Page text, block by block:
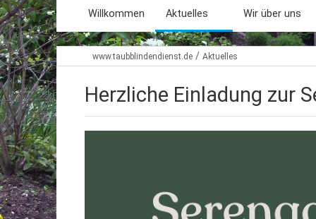
Willkommen Aktuelles
Seminare. Termine
Stellenangebote
Wir über uns
Leitlinien
Geschichte
www.taubblindendienst.de / Aktuelles
Herzliche Einladung zur